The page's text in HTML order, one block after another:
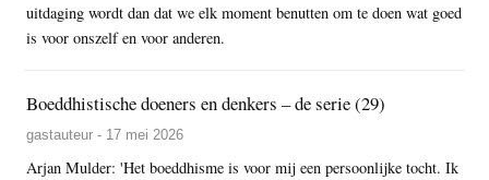
uitdaging wordt dan dat we elk moment benutten om te doen wat goed
is voor onszelf en voor anderen.
Boeddhistische doeners en denkers – de serie (29)
gastauteur - 17 mei 2026
Arjan Mulder: 'Het boeddhisme is voor mij een persoonlijke tocht. Ik